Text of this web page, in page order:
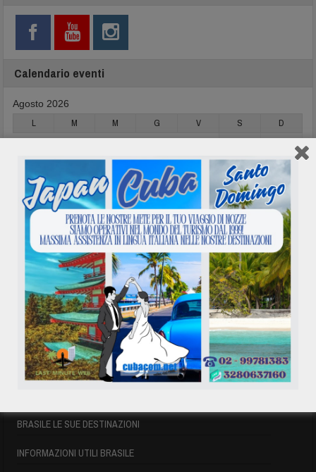
Calendario eventi
Agosto 2026
L M M G V S D
3 4 5 6 7 8 9
10 11 13 14 15
17 18 19 20 22 23
24 25 26 27 28 29 30
« Mag
VOLI BRASILE
VOLI BRASILE
BRASILE LE SUE DESTINAZIONI
INFORMAZIONI UTILI BRASILE